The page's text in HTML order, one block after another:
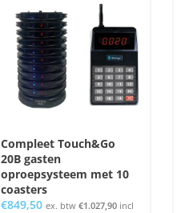
Compleet Touch&Go
20B gasten
oproepsysteem met 10
coasters
€849,50 ex. btw €1.027,90incl